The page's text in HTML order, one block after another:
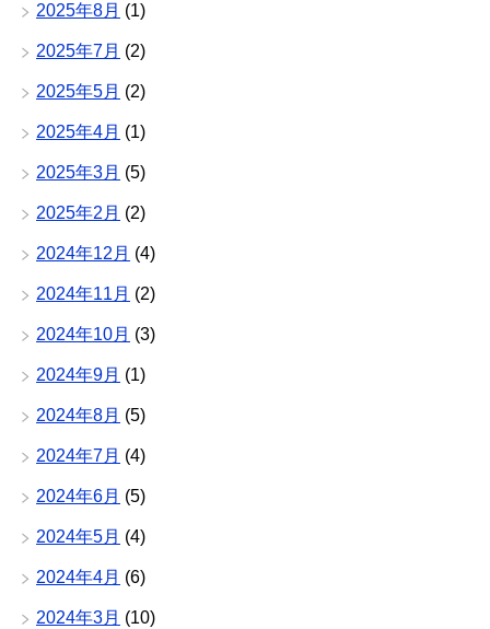
2025年8月 (1)
2025年7月 (2)
2025年5月 (2)
2025年4月 (1)
2025年3月 (5)
2025年2月 (2)
2024年12月 (4)
2024年11月 (2)
2024年10月 (3)
2024年9月 (1)
2024年8月 (5)
2024年7月 (4)
2024年6月 (5)
2024年5月 (4)
2024年4月 (6)
2024年3月 (10)